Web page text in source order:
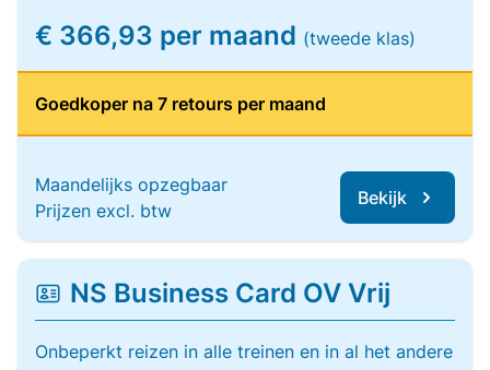
€ 366,93 per maand (tweede klas)
Goedkoper na 7 retours per maand
Maandelijks opzegbaar
Prijzen excl. btw
Bekijk
NS Business Card OV Vrij
Onbeperkt reizen in alle treinen en in al het andere